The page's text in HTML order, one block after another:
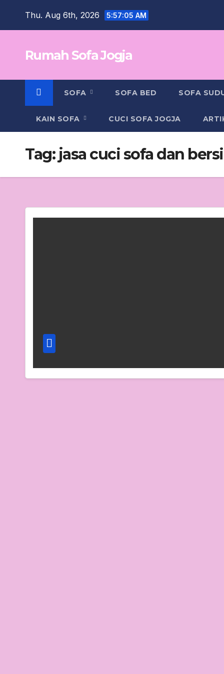
Thu. Aug 6th, 2026 5:57:05 AM
Rumah Sofa Jogja
SOFA SOFA BED SOFA
KAIN SOFA CUCI SOFA JOGJA
Tag: jasa cuci sofa dan